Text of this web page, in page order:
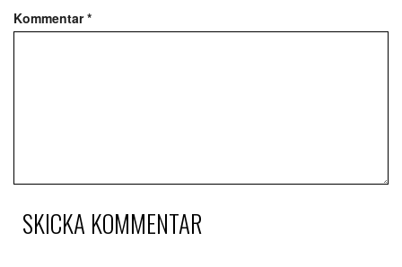
Kommentar*
SKICKA KOMMENTAR